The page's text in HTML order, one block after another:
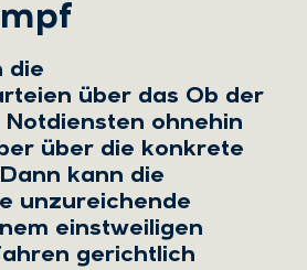
die
über das Ob der
ohnehin
über die konkrete
kann die
unzureichende
einstweiligen
gerichtlich